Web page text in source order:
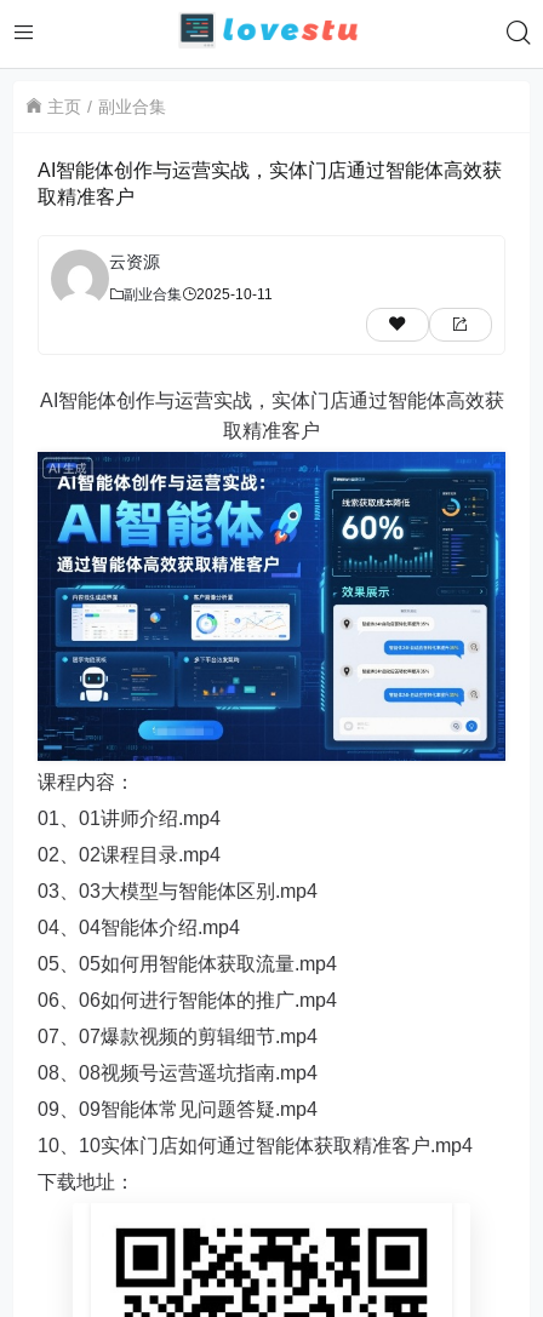
主页 副业合集
AI智能体创作与运营实战，实体门店通过智能体高效获
取精准客户
云资源
副业合集 2025-10-11
AI智能体创作与运营实战，实体门店通过智能体高效获
取精准客户
课程内容：
01、01讲师介绍.mp4
02、02课程目录.mp4
03、03大模型与智能体区别.mp4
04、04智能体介绍.mp4
05、05如何用智能体获取流量.mp4
06、06如何进行智能体的推广.mp4
07、07爆款视频的剪辑细节.mp4
08、08视频号运营遥坑指南.mp4
09、09智能体常见问题答疑.mp4
10、10实体门店如何通过智能体获取精准客户.mp4
下载地址：